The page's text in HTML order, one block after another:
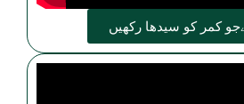
کمر کو سیدھا رکھیں